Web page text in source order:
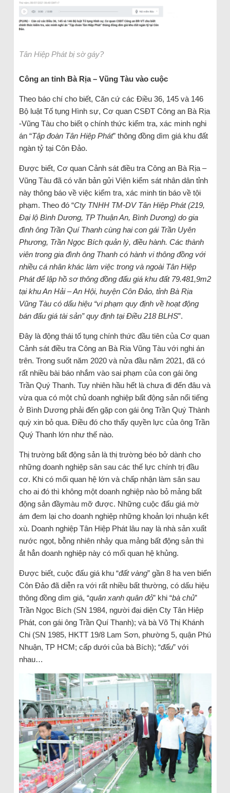
Tân Hiệp Phát bị sờ gáy?
Công an tỉnh Bà Rịa – Vũng Tàu vào cuộc
Theo báo chí cho biết, Căn cứ các Điều 36, 145 và 146
Bộ luật Tố tụng Hình sự, Cơ quan CSĐT Công an Bà Rịa
-Vũng Tàu cho biết ọ chính thức kiểm tra, xác minh nghi
án “Tập đoàn Tân Hiệp Phát” thông đồng dìm giá khu đất
ngàn tỷ tại Côn Đảo.
Được biết, Cơ quan Cảnh sát điều tra Công an Bà Rịa –
Vũng Tàu đã có văn bản gửi Viện kiểm sát nhân dân tỉnh
này thông báo về việc kiểm tra, xác minh tin báo về tội
phạm. Theo đó “Cty TNHH TM-DV Tân Hiệp Phát (219,
Đại lộ Bình Dương, TP Thuận An, Bình Dương) do gia
đình ông Trần Quí Thanh cùng hai con gái Trần Uyên
Phương, Trần Ngọc Bích quản lý, điều hành. Các thành
viên trong gia đình ông Thanh có hành vi thông đồng với
nhiều cá nhân khác làm việc trong và ngoài Tân Hiệp
Phát để lập hồ sơ thông đồng đấu giá khu đất 79.481,9m2
tại khu An Hải – An Hội, huyện Côn Đảo, tỉnh Bà Rịa
Vũng Tàu có dấu hiệu “vi phạm quy định về hoạt động
bán đấu giá tài sản” quy định tại Điều 218 BLHS”.
Đây là động thái tố tụng chính thức đầu tiên của Cơ quan
Cảnh sát điều tra Công an Bà Ria Vũng Tàu với nghi án
trên. Trong suốt năm 2020 và nửa đầu năm 2021, đã có
rất nhiều bài báo nhắm vào sai phạm của con gái ông
Trần Quý Thanh. Tuy nhiên hầu hết là chưa đi đến đâu và
vừa qua có một chủ doanh nghiệp bất động sản nổi tiếng
ở Bình Dương phải đến gặp con gái ông Trần Quý Thành
quỳ xin bỏ qua. Điều đó cho thấy quyền lực của ông Trần
Quý Thanh lớn như thế nào.
Thị trường bất động sản là thị trường béo bở dành cho
những doanh nghiệp sân sau các thế lực chính trị đầu
cơ. Khi có mối quan hệ lớn và chấp nhận làm sân sau
cho ai đó thì không một doanh nghiệp nào bỏ mảng bất
động sản đầymàu mỡ được. Những cuộc đấu giá mờ
ám đem lại cho doanh nghiệp những khoản lợi nhuận kết
xù. Doanh nghiệp Tân Hiệp Phát lâu nay là nhà sản xuất
nước ngọt, bỗng nhiên nhảy qua mảng bất động sản thì
ắt hẳn doanh nghiệp này có mối quan hệ khủng.
Được biết, cuộc đấu giá khu “đất vàng” gần 8 ha ven biển
Côn Đảo đã diễn ra với rất nhiều bất thường, có dấu hiệu
thông đồng dìm giá, “quân xanh quân đỏ” khi “bà chủ”
Trần Ngọc Bích (SN 1984, người đại diện Cty Tân Hiệp
Phát, con gái ông Trần Quí Thanh); và bà Võ Thị Khánh
Chi (SN 1985, HKTT 19/8 Lam Sơn, phường 5, quận Phú
Nhuận, TP HCM; cấp dưới của bà Bích); “đấu” với
nhau…